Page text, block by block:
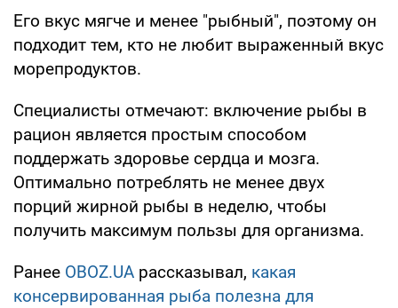
Его вкус мягче и менее "рыбный", поэтому он
подходит тем, кто не любит выраженный вкус
морепродуктов.
Специалисты отмечают: включение рыбы в
рацион является простым способом
поддержать здоровье сердца и мозга.
Оптимально потреблять не менее двух
порций жирной рыбы в неделю, чтобы
получить максимум пользы для организма.
Ранее OBOZ.UA рассказывал, какая
консервированная рыба полезна для